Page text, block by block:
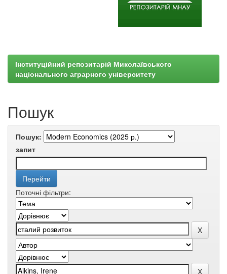
Інституційний репозитарій Миколаївського
національного аграрного університету
Пошук
Пошук:
запит
Поточні фільтри: